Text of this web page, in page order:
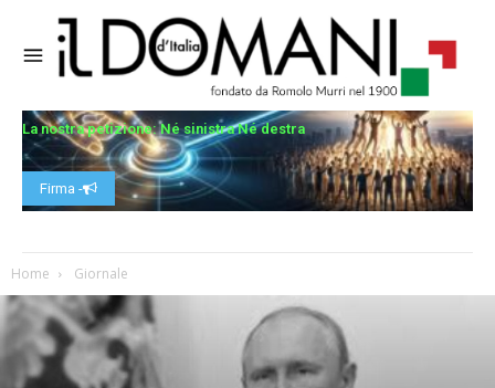
La nostra petizione: Né sinistra Né destra
Firma -
Home Giornale